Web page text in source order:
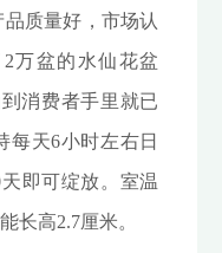
质量好，市场认
万盆的水仙花盆
消费者手里就已
每天6小时左右日
即可绽放。室温
长高2.7厘米。